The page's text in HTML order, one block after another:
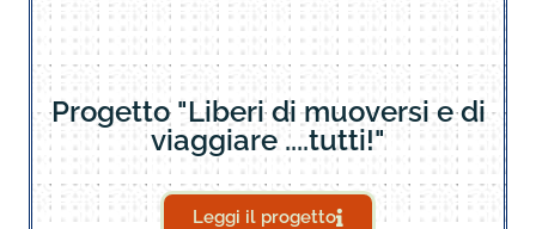
Progetto "Liberi di muoversi e di
viaggiare ....tutti!"
Leggi il progetto